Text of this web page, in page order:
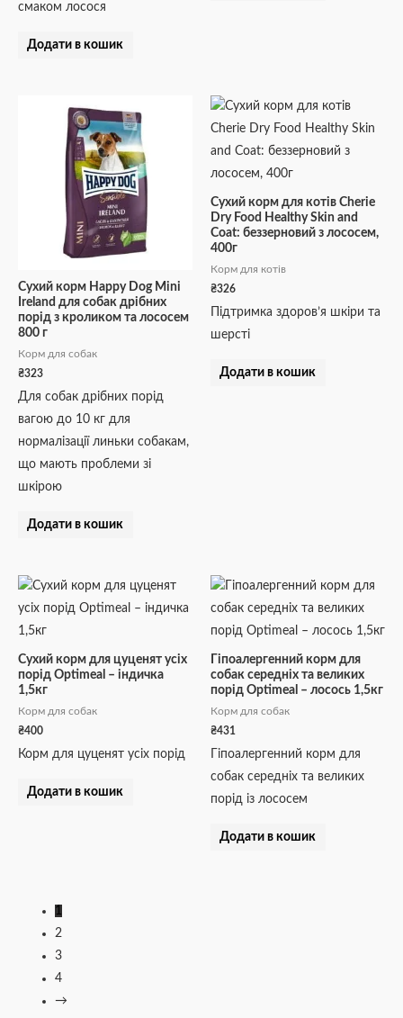
смаком лосося
Додати в кошик
Сухий корм Happy Dog Mini
Ireland для собак дрібних
порід з кроликом та лососем
800 г
Корм для собак
₴323
Для собак дрібних порід
вагою до 10 кг для
нормалізації линьки собакам,
що мають проблеми зі
шкірою
Додати в кошик
Сухий корм для котів Cherie
Dry Food Healthy Skin and
Coat: беззерновий з лососем,
400г
Корм для котів
₴326
Підтримка здоров’я шкіри та
шерсті
Додати в кошик
Сухий корм для цуценят усіх
порід Optimeal – індичка
1,5кг
Корм для собак
₴400
Корм для цуценят усіх порід
Додати в кошик
Гіпоалергенний корм для
собак середніх та великих
порід Optimeal – лосось 1,5кг
Корм для собак
₴431
Гіпоалергенний корм для
собак середніх та великих
порід із лососем
Додати в кошик
1
2
3
4
→